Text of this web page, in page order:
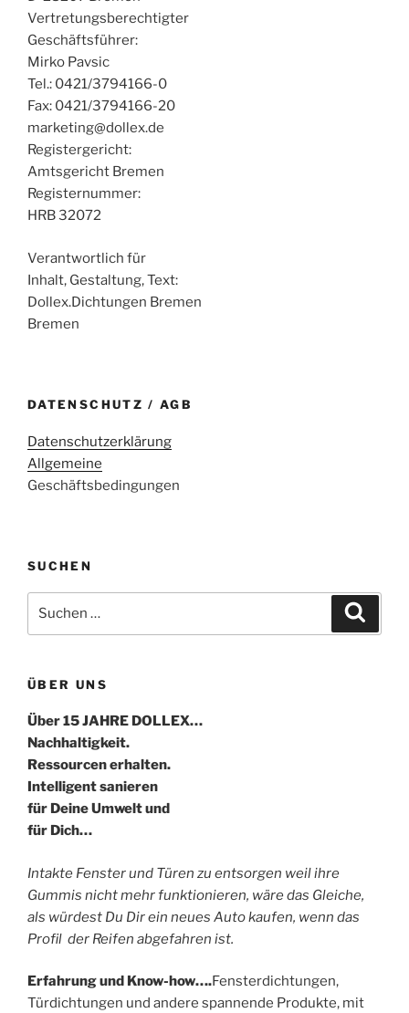
Vertretungsberechtigter
Geschäftsführer:
Mirko Pavsic
Tel.: 0421/3794166-0
Fax: 0421/3794166-20
marketing@dollex.de
Registergericht:
Amtsgericht Bremen
Registernummer:
HRB 32072
Verantwortlich für
Inhalt, Gestaltung, Text:
Dollex.Dichtungen Bremen
Bremen
DATENSCHUTZ / AGB
Datenschutzerklärung
Allgemeine
Geschäftsbedingungen
SUCHEN
nach:
ÜBER UNS
Über 15 JAHRE DOLLEX…
Nachhaltigkeit.
Ressourcen erhalten.
Intelligent sanieren
für Deine Umwelt und
für Dich…
Intakte Fenster und Türen zu entsorgen weil ihre
Gummis nicht mehr funktionieren, wäre das Gleiche,
als würdest Du Dir ein neues Auto kaufen, wenn das
Profil der Reifen abgefahren ist.
Erfahrung und Know-how….Fensterdichtungen,
Türdichtungen und andere spannende Produkte, mit